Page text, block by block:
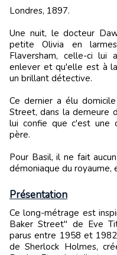
Londres, 1897.
Une nuit, le docteur
petite Olivia en
Flaversham, celle-ci
enlever et qu'elle est à
un brillant détective.
Ce dernier a élu
Street, dans la demeure
lui confie que c'est une
père.
Pour Basil, il ne fait
démoniaque du royaume,
Présentation
Ce long-métrage est inspiré de la série de romans "Basil of
Baker Street" de Eve
parus entre 1958 et
de Sherlock Holmes,